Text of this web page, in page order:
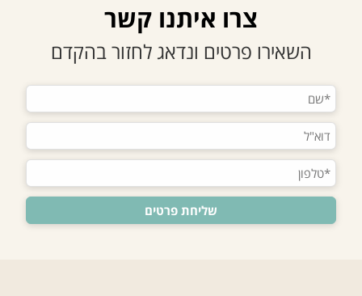
צרו איתנו קשר
השאירו פרטים ונדאג לחזור בהקדם